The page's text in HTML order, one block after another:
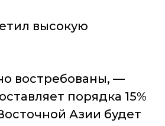
высокую
востребованы, —
порядка 15%
Азии будет